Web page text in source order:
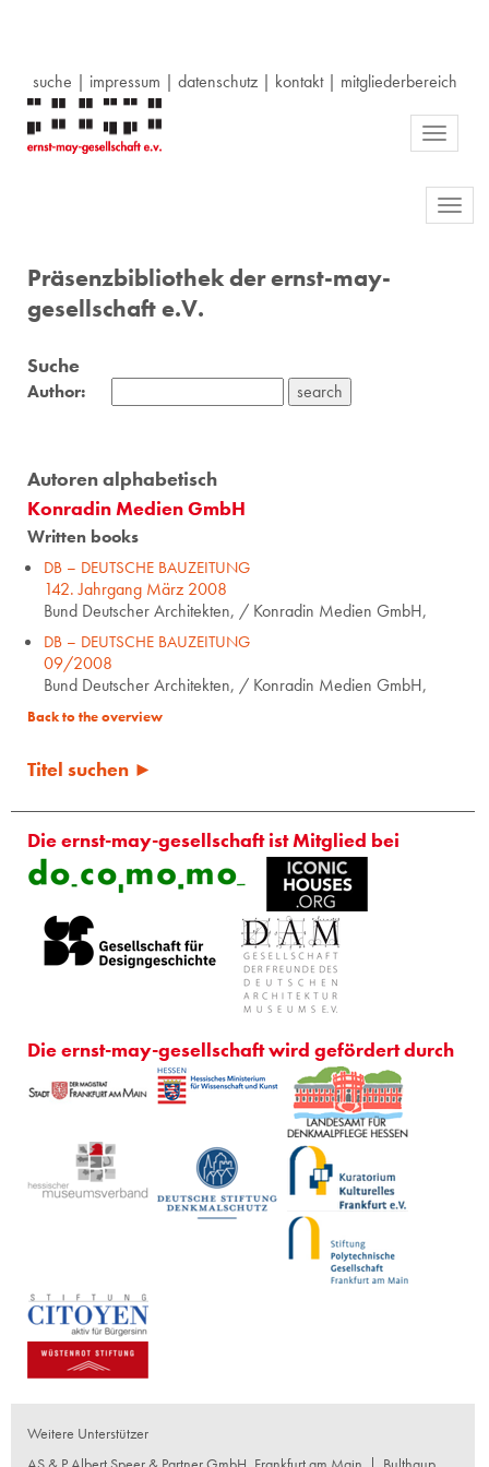
suche | impressum | datenschutz| kontakt| mitgliederbereich
Toggle
Präsenzbibliothek der ernst-may-
gesellschaft e.V.
Suche
Author:
Autoren alphabetisch
Konradin Medien GmbH
Written books
DB – DEUTSCHE BAUZEITUNG
142. Jahrgang März 2008
Bund Deutscher Architekten, / Konradin Medien GmbH,
DB – DEUTSCHE BAUZEITUNG
09/2008
Bund Deutscher Architekten, / Konradin Medien GmbH,
Back to the overview
Titel suchen ►
Die ernst-may-gesellschaft ist Mitglied bei
Die ernst-may-gesellschaft wird gefördert durch
Weitere Unterstützer